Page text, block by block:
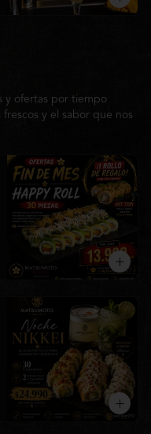
y ofertas por tiempo
y el sabor que nos